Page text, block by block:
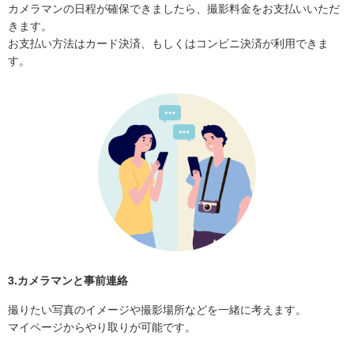
カメラマンの日程が確保できましたら、撮影料金をお支払いいただ
きます。
お支払い方法はカード決済、もしくはコンビニ決済が利用できま
す。
3.カメラマンと事前連絡
撮りたい写真のイメージや撮影場所などを一緒に考えます。
マイページからやり取りが可能です。